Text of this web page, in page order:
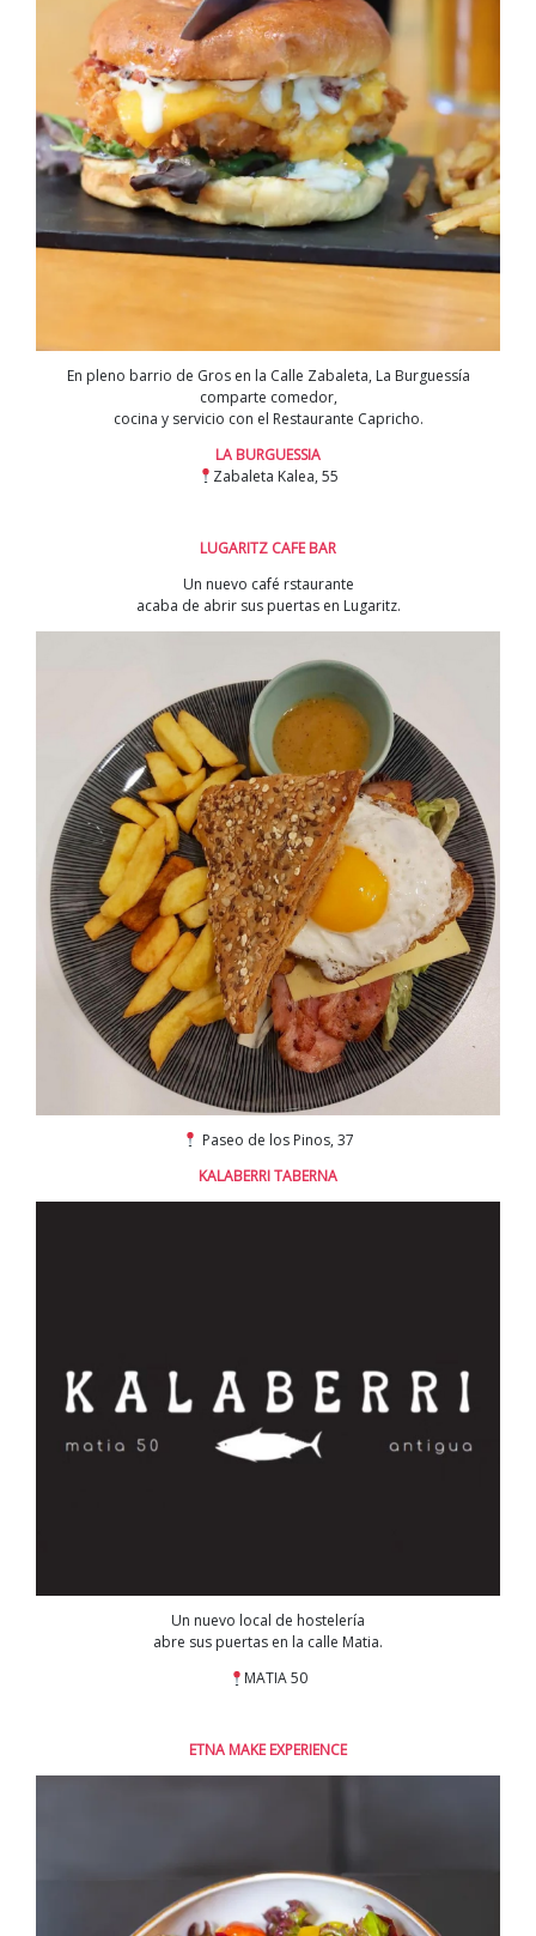
En pleno barrio de Gros en la Calle Zabaleta, La Burguessía
comparte comedor,
cocina y servicio con el Restaurante Capricho.
LA BURGUESSIA
Zabaleta Kalea, 55
LUGARITZ CAFE BAR
Un nuevo café rstaurante
acaba de abrir sus puertas en Lugaritz.
Paseo de los Pinos, 37
KALABERRI TABERNA
Un nuevo local de hostelería
abre sus puertas en la calle Matia.
MATIA 50
ETNA MAKE EXPERIENCE